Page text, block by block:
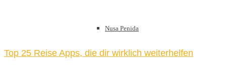
Nusa Penida
Top 25 Reise Apps, die dir wirklich weiterhelfen